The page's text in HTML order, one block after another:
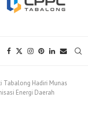
Tabalong Hadiri Munas
Energi Daerah